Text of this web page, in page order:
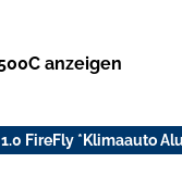
anzeigen
FireFly *Klimaauto